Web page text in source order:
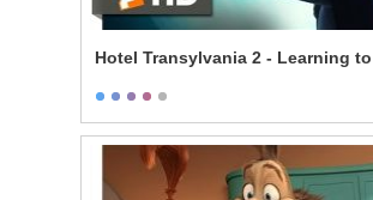
Hotel Transylvania 2 - Learning